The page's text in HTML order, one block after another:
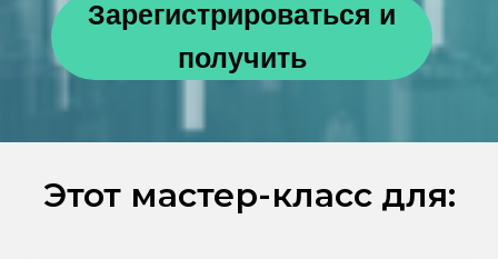
Этот мастер-класс для: